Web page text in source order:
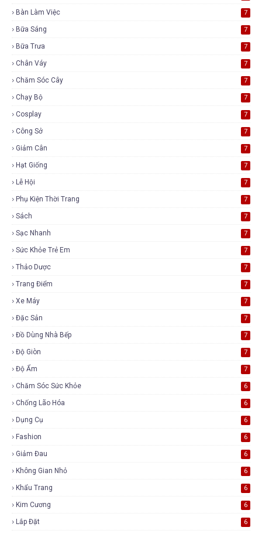
Bàn Làm Việc 7
Bữa Sáng 7
Bữa Trưa 7
Chân Váy 7
Chăm Sóc Cây 7
Chạy Bộ 7
Cosplay 7
Công Sở 7
Giảm Cân 7
Hạt Giống 7
Lễ Hội 7
Phụ Kiện Thời Trang 7
Sách 7
Sạc Nhanh 7
Sức Khỏe Trẻ Em 7
Thảo Dược 7
Trang Điểm 7
Xe Máy 7
Đặc Sản 7
Đồ Dùng Nhà Bếp 7
Độ Giòn 7
Độ Ẩm 7
Chăm Sóc Sức Khỏe 6
Chống Lão Hóa 6
Dụng Cụ 6
Fashion 6
Giảm Đau 6
Không Gian Nhỏ 6
Khẩu Trang 6
Kim Cương 6
Lắp Đặt 6